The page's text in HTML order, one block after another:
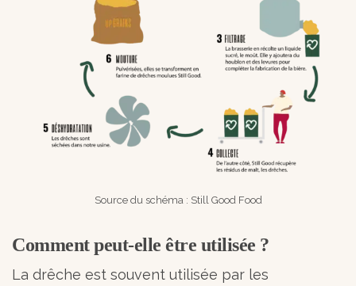
Source du schéma : Still Good Food
Comment peut-elle être utilisée ?
La drêche est souvent utilisée par les